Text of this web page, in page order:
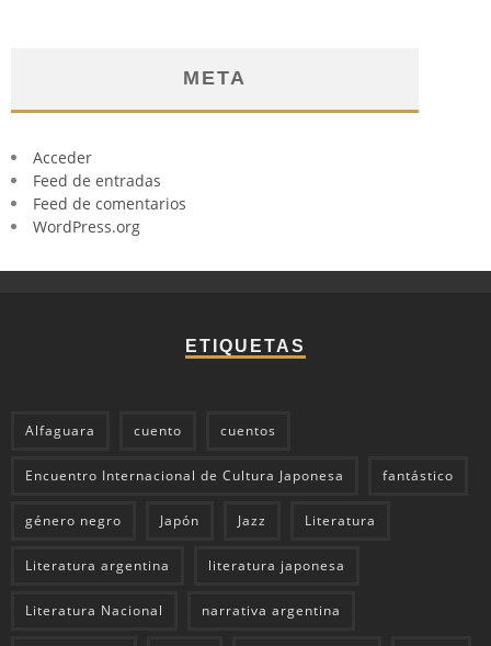
META
Acceder
Feed de entradas
Feed de comentarios
WordPress.org
ETIQUETAS
Alfaguara cuento cuentos
Encuentro Internacional de Cultura Japonesa fantástico
género negro Japón Jazz Literatura
Literatura argentina literatura japonesa
Literatura Nacional narrativa argentina